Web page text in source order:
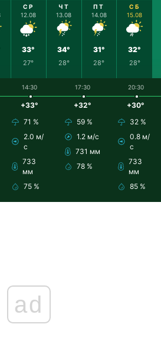
СР
12.08
33°
27°
ЧТ
13.08
34°
28°
ПТ
14.08
31°
28°
СБ
15.08
32°
28°
14:30
+33°
71 %
2.0 м/
с
733
мм
75 %
17:30
+32°
59 %
1.2 м/с
731 мм
78 %
20:30
+30°
32 %
0.8 м/
с
733
мм
85 %
ad